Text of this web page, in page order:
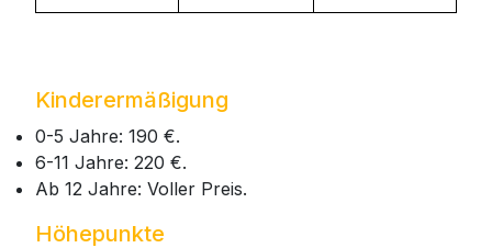
Kinderermäßigung
0-5 Jahre: 190 €.
6-11 Jahre: 220 €.
Ab 12 Jahre: Voller Preis.
Höhepunkte